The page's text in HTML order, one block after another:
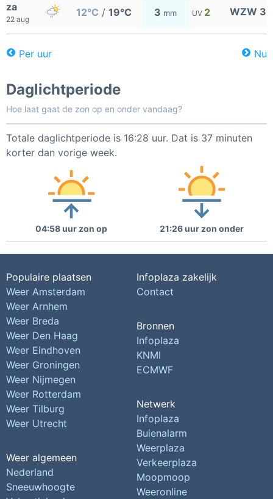
za
22 aug
12°C / 19°C 3 mm UV 2 WZW 3
Per uur Nu
Daglichtperiode
Hoe laat gaat de zon op en onder vandaag?
Totale daglichtperiode is 16:28 uur. Dat is 37 minuten
korter dan vorige week.
04:58 uur zon op 21:26 uur zon onder
Populaire plaatsen
Weer Amsterdam
Weer Arnhem
Weer Breda
Weer Den Haag
Weer Eindhoven
Weer Groningen
Weer Nijmegen
Weer Rotterdam
Weer Tilburg
Weer Utrecht
Weer algemeen
Nederland
Sneeuwhoogte
Infoplaza zakelijk
Contact
Bronnen
Infoplaza
KNMI
ECMWF
Netwerk
Infoplaza
Buienalarm
Weerplaza
Verkeerplaza
Moopmoop
Weeronline